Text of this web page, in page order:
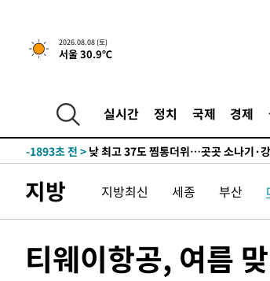
2026.08.08 (토)
서울 30.9℃
실시간 정치 국제 경제
실천"
-12427초 전 >이란, "오만과 '중앙 단일 루트' 합의…
운드는 임시"
-3995초 전 >"낮 기온 소폭 하락"…수도권 폭염중대
-3922초 전 >
[단독]중수청 지원 검사들, 정원 초과
-1893초 전 >
-199초 전 > SK하이닉스, 용인·청주 팹에 54조 투자
1시간 전 >
외국인 심판 성 접대 7경기 들여다보니…
1시간 전 >[속보]코스닥, 2.86포인트(0.36%) 내린
1시간 전 >
[속보]원·달러 환율, 7.7원 내린 1416.1원
지방 지방최신 세종 부산
티웨이항공, 여름